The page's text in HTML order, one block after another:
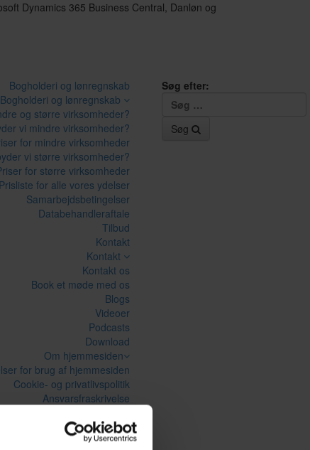
Dynamics 365 Business Central, Danløn og
Bogholderi og lønregnskab
Bogholderi og lønregnskab
og større virksomheder?
vi mindre virksomheder?
for mindre virksomheder
vi større virksomheder?
for større virksomheder
Prisliste for alle vores ydelser
Samarbejdsbetingelser
Databehandleraftale
Tilbud
Kontakt
Kontakt
Kontakt os
Book et møde med os
Blogs
Videoer
Podcasts
Download
Om hjemmesiden
for brug af hjemmesiden
Cookie- og privatlivspolitik
Ansvarsfraskrivelse
Om hjemmesiden
Søg efter:
Søg